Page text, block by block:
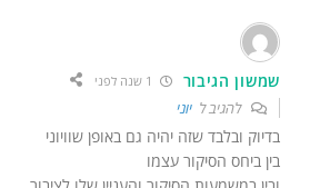
שמשון הגיבור 1 שנה לפני
להגיב ליוני
בדיוק ובלבד שזה יהיה גם באופן שוויוני
בין ביחס הסיקור עצמו